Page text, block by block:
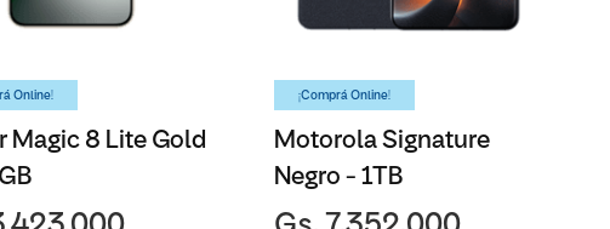
Online!
Magic 8 Lite Gold
¡Comprá Online!
Motorola Signature
Negro - 1TB